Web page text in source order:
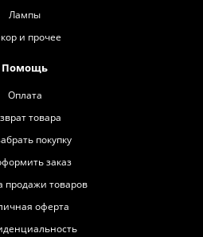
Лампы
и прочее
Помощь
Оплата
товара
покупку
заказ
продажи товаров
оферта